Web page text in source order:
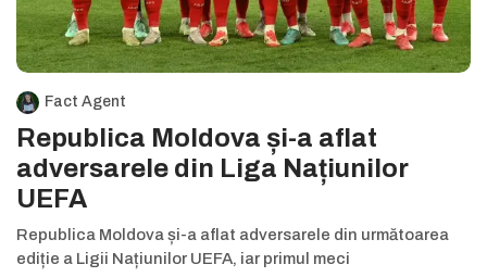
Fact Agent
Republica Moldova și-a aflat
adversarele din Liga Națiunilor
UEFA
Republica Moldova și-a aflat adversarele din următoarea
ediție a Ligii Națiunilor UEFA, iar primul meci